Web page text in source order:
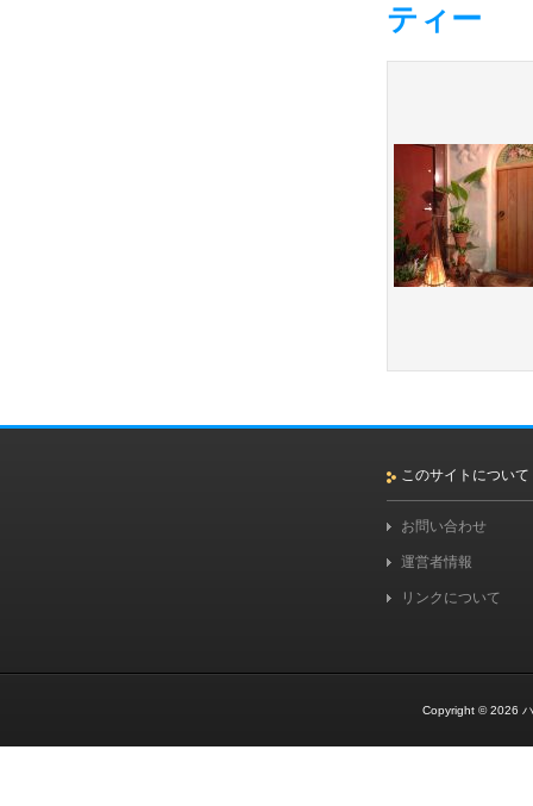
ティー
このサイトについて
お問い合わせ
運営者情報
リンクについて
Copyright © 2026